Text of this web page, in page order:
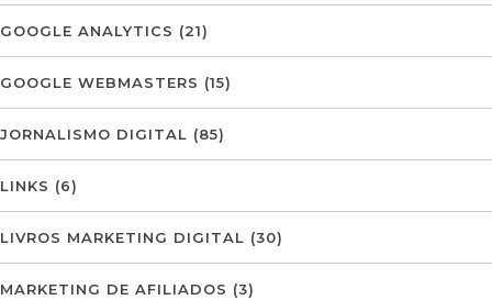
GOOGLE ANALYTICS (21)
GOOGLE WEBMASTERS (15)
JORNALISMO DIGITAL (85)
LINKS (6)
LIVROS MARKETING DIGITAL (30)
MARKETING DE AFILIADOS (3)